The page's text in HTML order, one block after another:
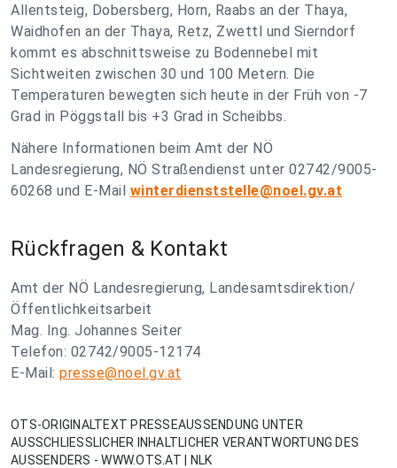
Allentsteig, Dobersberg, Horn, Raabs an der Thaya,
Waidhofen an der Thaya, Retz, Zwettl und Sierndorf
kommt es abschnittsweise zu Bodennebel mit
Sichtweiten zwischen 30 und 100 Metern. Die
Temperaturen bewegten sich heute in der Früh von -7
Grad in Pöggstall bis +3 Grad in Scheibbs.
Nähere Informationen beim Amt der NÖ
Landesregierung, NÖ Straßendienst unter 02742/9005-
60268 und E-Mail winterdienststelle@noel.gv.at
Rückfragen & Kontakt
Amt der NÖ Landesregierung, Landesamtsdirektion/
Öffentlichkeitsarbeit
Mag. Ing. Johannes Seiter
Telefon: 02742/9005-12174
E-Mail: presse@noel.gv.at
OTS-ORIGINALTEXT PRESSEAUSSENDUNG UNTER
AUSSCHLIESSLICHER INHALTLICHER VERANTWORTUNG DES
AUSSENDERS - WWW.OTS.AT | NLK